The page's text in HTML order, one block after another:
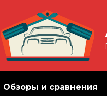
Обзоры и сравнения